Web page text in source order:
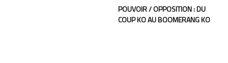
POUVOIR / OPPOSITION : DU
COUP KO AU BOOMERANG KO